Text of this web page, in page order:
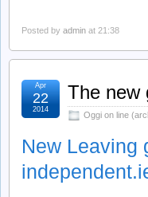
Posted by admin at 21:38
The new
Oggi on line
Apr
22
2014
New Leaving